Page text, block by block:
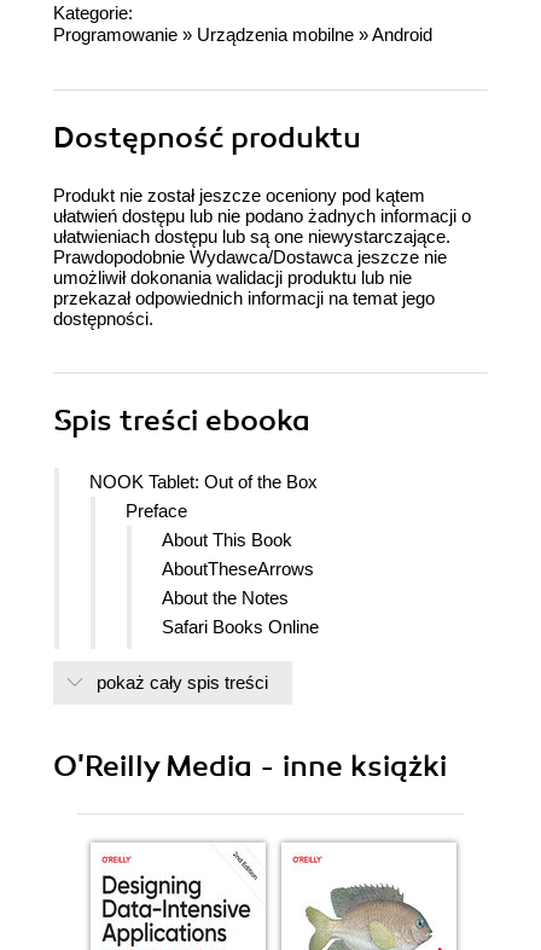
Kategorie:
Programowanie » Urządzenia mobilne »Android
Dostępność produktu
Produkt nie został jeszcze oceniony pod kątem
ułatwień dostępu lub nie podano żadnych informacji o
ułatwieniach dostępu lub są one niewystarczające.
Prawdopodobnie Wydawca/Dostawca jeszcze nie
umożliwił dokonania walidacji produktu lub nie
przekazał odpowiednich informacji na temat jego
dostępności.
Spis treści ebooka
NOOK Tablet: Out of the Box
Preface
About This Book
AboutTheseArrows
About the Notes
Safari Books Online
1. Get to Know Your NOOK Tablet
View multimedia inside books
Read newspapers and magazines
Watch TV, movies, and other videos
Play music, audiobooks, podcasts,
and other audio content
pokaż cały spis treści
O'Reilly Media - inne książki